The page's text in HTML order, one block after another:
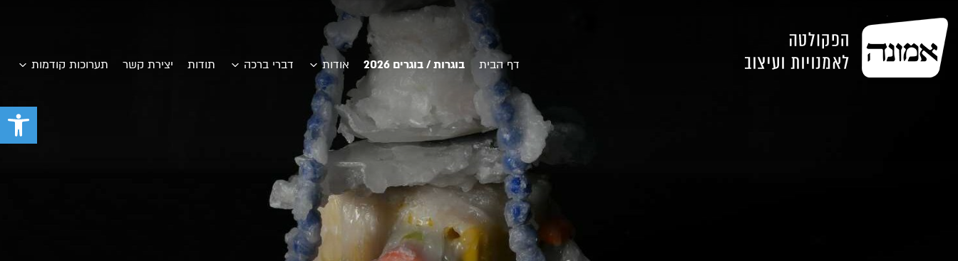
פתח
דף הבית בוגרות / בוגרים 2026 אודות דברי ברכה תודות יצירת קשר תערוכות קודמות